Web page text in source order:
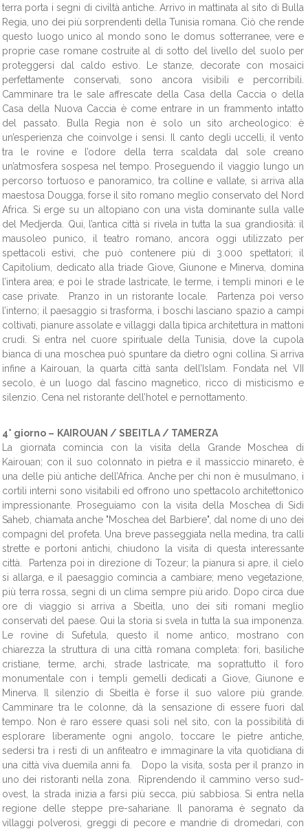
terra porta i segni di civiltà antiche. Arrivo in mattinata al sito di Bulla
Regia, uno dei più sorprendenti della Tunisia romana. Ciò che rende
questo luogo unico al mondo sono le domus sotterranee, vere e
proprie case romane costruite al di sotto del livello del suolo per
proteggersi dal caldo estivo. Le stanze, decorate con mosaici
perfettamente conservati, sono ancora visibili e percorribili.
Camminare tra le sale affrescate della Casa della Caccia o della
Casa della Nuova Caccia è come entrare in un frammento intatto
del passato. Bulla Regia non è solo un sito archeologico: è
un’esperienza che coinvolge i sensi. Il canto degli uccelli, il vento
tra le rovine e l’odore della terra scaldata dal sole creano
un’atmosfera sospesa nel tempo. Proseguendo il viaggio lungo un
percorso tortuoso e panoramico, tra colline e vallate, si arriva alla
maestosa Dougga, forse il sito romano meglio conservato del Nord
Africa. Si erge su un altopiano con una vista dominante sulla valle
del Medjerda. Qui, l’antica città si rivela in tutta la sua grandiosità: il
mausoleo punico, il teatro romano, ancora oggi utilizzato per
spettacoli estivi, che può contenere più di 3.000 spettatori; il
Capitolium, dedicato alla triade Giove, Giunone e Minerva, domina
l’intera area; e poi le strade lastricate, le terme, i templi minori e le
case private. Pranzo in un ristorante locale. Partenza poi verso
l’interno; il paesaggio si trasforma, i boschi lasciano spazio a campi
coltivati, pianure assolate e villaggi dalla tipica architettura in mattoni
crudi. Si entra nel cuore spirituale della Tunisia, dove la cupola
bianca di una moschea può spuntare da dietro ogni collina. Si arriva
infine a Kairouan, la quarta città santa dell’Islam. Fondata nel VII
secolo, è un luogo dal fascino magnetico, ricco di misticismo e
silenzio. Cena nel ristorante dell’hotel e pernottamento.
4° giorno – KAIROUAN / SBEITLA / TAMERZA
La giornata comincia con la visita della Grande Moschea di
Kairouan; con il suo colonnato in pietra e il massiccio minareto, è
una delle più antiche dell’Africa. Anche per chi non è musulmano, i
cortili interni sono visitabili ed offrono uno spettacolo architettonico
impressionante. Proseguiamo con la visita della Moschea di Sidi
Saheb, chiamata anche "Moschea del Barbiere", dal nome di uno dei
compagni del profeta. Una breve passeggiata nella medina, tra calli
strette e portoni antichi, chiudono la visita di questa interessante
città. Partenza poi in direzione di Tozeur; la pianura si apre, il cielo
si allarga, e il paesaggio comincia a cambiare; meno vegetazione,
più terra rossa, segni di un clima sempre più arido. Dopo circa due
ore di viaggio si arriva a Sbeitla, uno dei siti romani meglio
conservati del paese. Qui la storia si svela in tutta la sua imponenza.
Le rovine di Sufetula, questo il nome antico, mostrano con
chiarezza la struttura di una città romana completa: fori, basiliche
cristiane, terme, archi, strade lastricate, ma soprattutto il foro
monumentale con i templi gemelli dedicati a Giove, Giunone e
Minerva. Il silenzio di Sbeitla è forse il suo valore più grande.
Camminare tra le colonne, dà la sensazione di essere fuori dal
tempo. Non è raro essere quasi soli nel sito, con la possibilità di
esplorare liberamente ogni angolo, toccare le pietre antiche,
sedersi tra i resti di un anfiteatro e immaginare la vita quotidiana di
una città viva duemila anni fa. Dopo la visita, sosta per il pranzo in
uno dei ristoranti nella zona. Riprendendo il cammino verso sud-
ovest, la strada inizia a farsi più secca, più sabbiosa. Si entra nella
regione delle steppe pre-sahariane. Il panorama è segnato da
villaggi polverosi, greggi di pecore e mandrie di dromedari, con